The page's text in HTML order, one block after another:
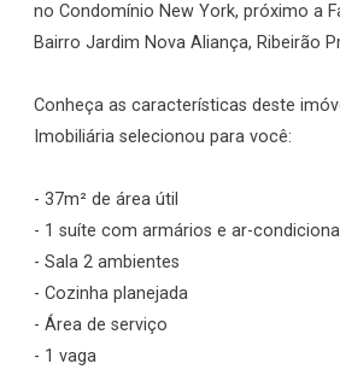
no Condomínio New York, próximo a
Bairro Jardim Nova Aliança, Ribeirão
Conheça as características deste
Imobiliária selecionou para você:
- 37m² de área útil
- 1 suíte com armários e ar-
- Sala 2 ambientes
- Cozinha planejada
- Área de serviço
- 1 vaga